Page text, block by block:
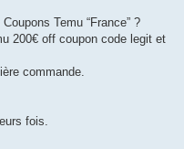
Temu “France” ?
200€ off coupon code legit et
commande.
fois.